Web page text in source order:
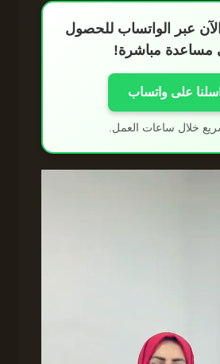
عبر الواتساب للحصول
مساعدة مباشرة!
على واتساب
خلال ساعات العمل.